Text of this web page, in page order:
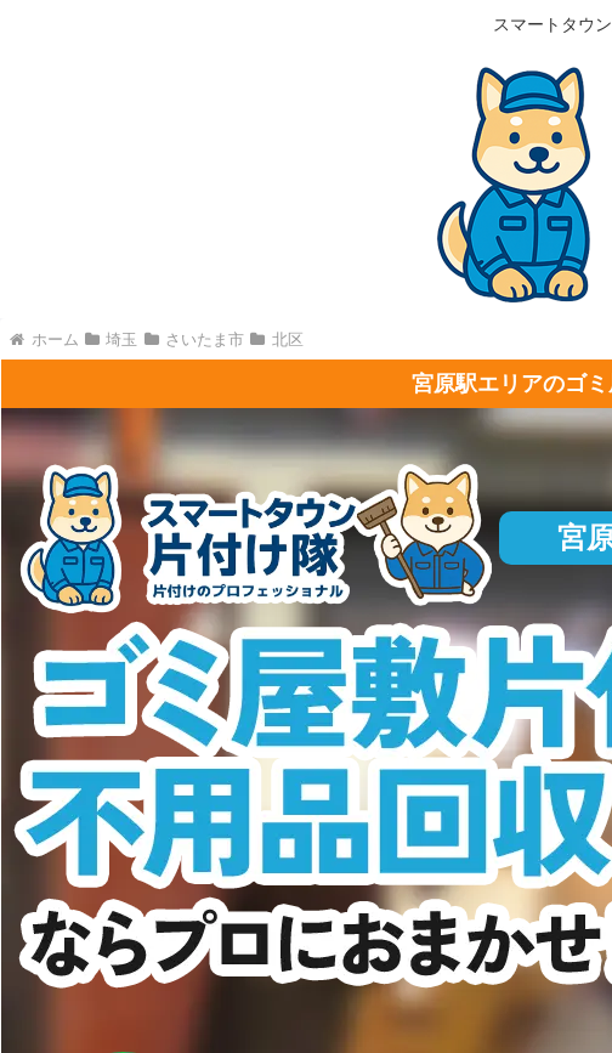
スマートタウ
ホーム 埼玉 さいたま市 北区
宮原駅エリアのゴ
宮